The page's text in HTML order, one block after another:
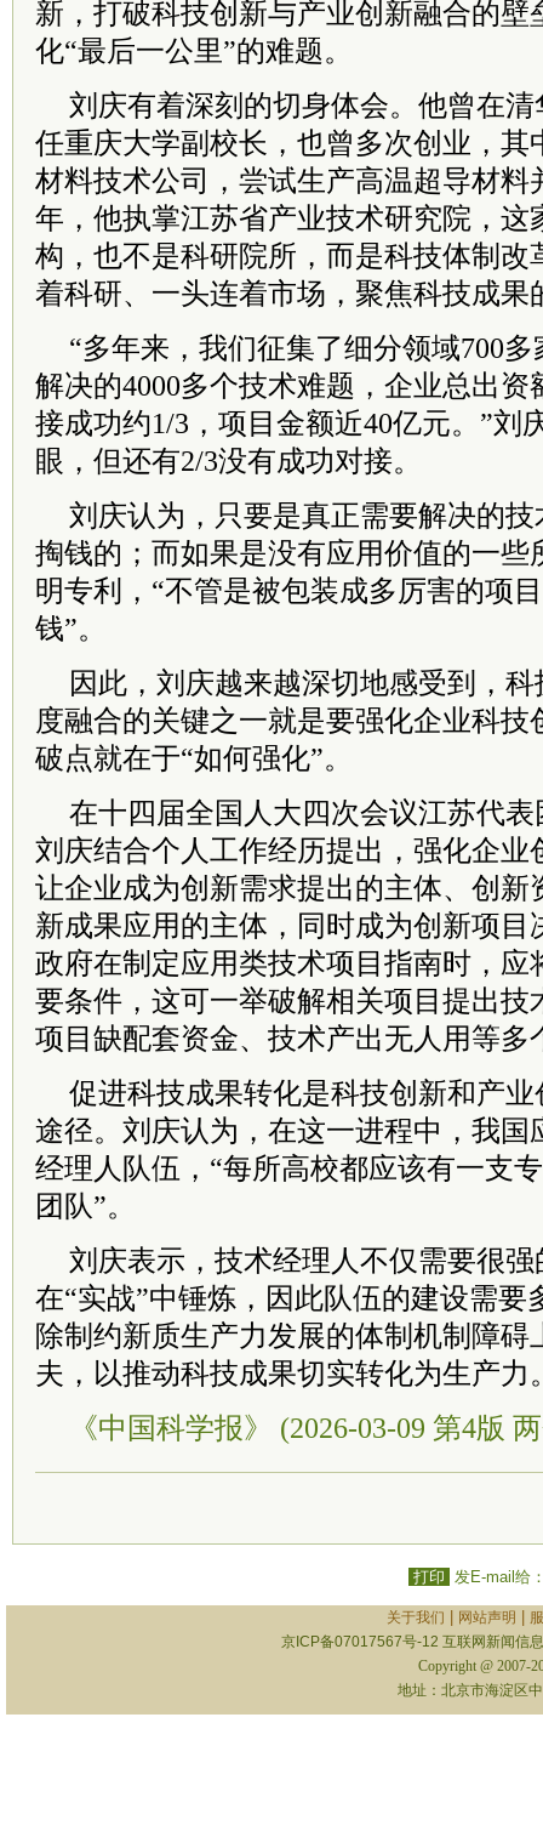
新，打破科技创新与产业创新融合的壁
化“最后一公里”的难题。
刘庆有着深刻的切身体会。他曾在
任重庆大学副校长，也曾多次创业，其
材料技术公司，尝试生产高温超导材料
年，他执掌江苏省产业技术研究院，这
构，也不是科研院所，而是科技体制改
着科研、一头连着市场，聚焦科技成果
“多年来，我们征集了细分领域700
解决的4000多个技术难题，企业总出资
接成功约1/3，项目金额近40亿元。”刘
眼，但还有2/3没有成功对接。
刘庆认为，只要是真正需要解决的
掏钱的；而如果是没有应用价值的一些
明专利，“不管是被包装成多厉害的项
钱”。
因此，刘庆越来越深切地感受到，
度融合的关键之一就是要强化企业科技
破点就在于“如何强化”。
在十四届全国人大四次会议江苏代
刘庆结合个人工作经历提出，强化企业
让企业成为创新需求提出的主体、创新
新成果应用的主体，同时成为创新项目
政府在制定应用类技术项目指南时，应
要条件，这可一举破解相关项目提出技
项目缺配套资金、技术产出无人用等多
促进科技成果转化是科技创新和产
途径。刘庆认为，在这一进程中，我国
经理人队伍，“每所高校都应该有一支
团队”。
刘庆表示，技术经理人不仅需要很
在“实战”中锤炼，因此队伍的建设需要
除制约新质生产力发展的体制机制障碍
夫，以推动科技成果切实转化为生产力
《中国科学报》 (2026-03-09 第4版
打印 发E-mail给
关于我们 网站声明
京ICP备07017567号-12 互联网新闻信
Copyright @ 2007-
地址：北京市海淀区